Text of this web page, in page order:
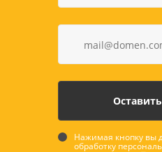
Нажимая кнопку вы
обработку